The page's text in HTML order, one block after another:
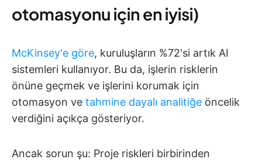
otomasyonu için en iyisi)
McKinsey'e göre, kuruluşların %72'si artık AI
sistemleri kullanıyor. Bu da, işlerin risklerin
önüne geçmek ve işlerini korumak için
otomasyon ve tahmine dayalı analitiğe öncelik
verdiğini açıkça gösteriyor.
Ancak sorun şu: Proje riskleri birbirinden